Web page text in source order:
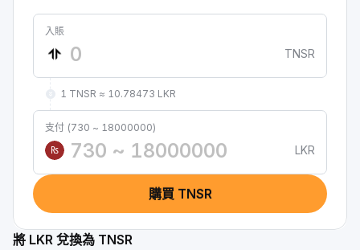
入賬
TNSR
1 TNSR ≈ 10.78473 LKR
支付 (730 ~ 18000000)
₨
LKR
購買 TNSR
將 LKR 兌換為 TNSR